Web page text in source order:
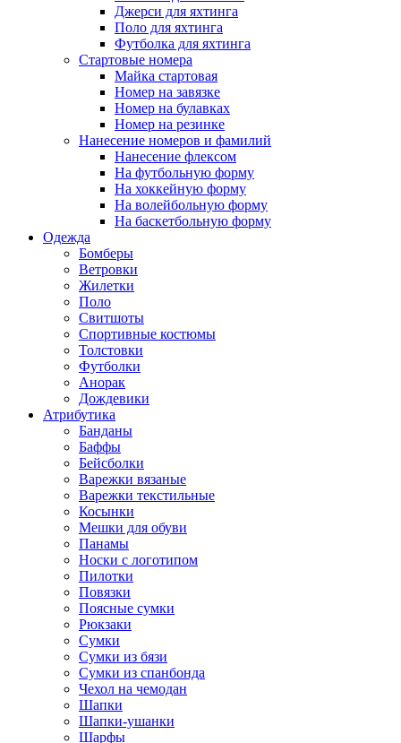
Джерси для яхтинга
Поло для яхтинга
Футболка для яхтинга
Стартовые номера
Майка стартовая
Номер на завязке
Номер на булавках
Номер на резинке
Нанесение номеров и фамилий
Нанесение флексом
На футбольную форму
На хоккейную форму
На волейбольную форму
На баскетбольную форму
Одежда
Бомберы
Ветровки
Жилетки
Поло
Свитшоты
Спортивные костюмы
Толстовки
Футболки
Анорак
Дождевики
Атрибутика
Банданы
Баффы
Бейсболки
Варежки вязаные
Варежки текстильные
Косынки
Мешки для обуви
Панамы
Носки с логотипом
Пилотки
Повязки
Поясные сумки
Рюкзаки
Сумки
Сумки из бязи
Сумки из спанбонда
Чехол на чемодан
Шапки
Шапки-ушанки
Шарфы